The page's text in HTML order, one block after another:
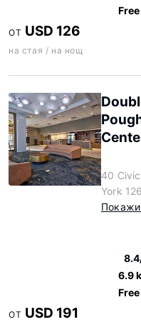
ОТ USD 126
на стая / на нощ
40
York
Покажи
6.9
ОТ USD 191